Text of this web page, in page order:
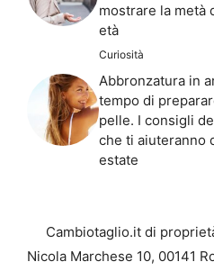
mostrare la metà
età
Curiosità
Abbronzatura in
tempo di
pelle. I consigli
che ti aiuteranno
estate
Cambiotaglio.it di
Nicola Marchese 10, 00141